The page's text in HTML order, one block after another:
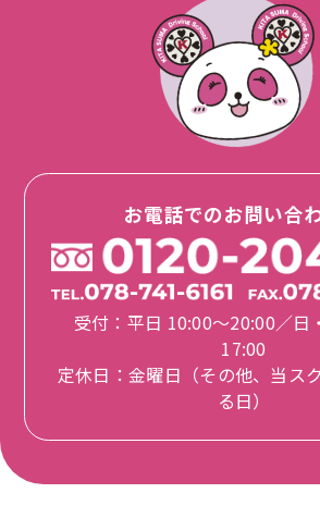
お電話でのお問い合
受付：平日 10:00〜20:00／日
17:00
定休日：金曜日（その他、当ス
る日）